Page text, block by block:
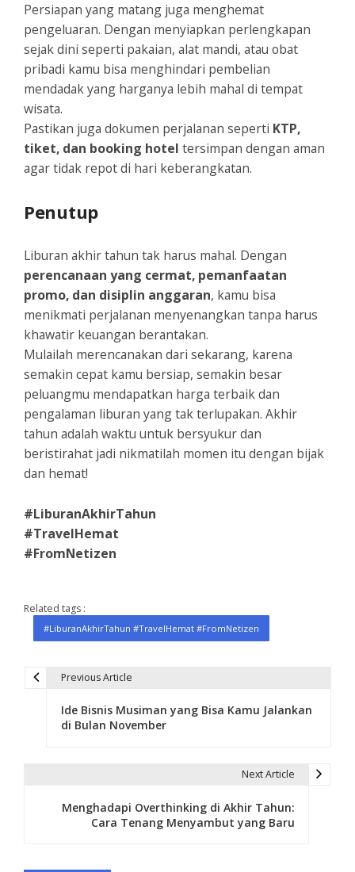
Persiapan yang matang juga menghemat
pengeluaran. Dengan menyiapkan perlengkapan
sejak dini seperti pakaian, alat mandi, atau obat
pribadi kamu bisa menghindari pembelian
mendadak yang harganya lebih mahal di tempat
wisata.
Pastikan juga dokumen perjalanan seperti KTP,
tiket, dan booking hotel tersimpan dengan aman
agar tidak repot di hari keberangkatan.
Penutup
Liburan akhir tahun tak harus mahal. Dengan
perencanaan yang cermat, pemanfaatan
promo, dan disiplin anggaran, kamu bisa
menikmati perjalanan menyenangkan tanpa harus
khawatir keuangan berantakan.
Mulailah merencanakan dari sekarang, karena
semakin cepat kamu bersiap, semakin besar
peluangmu mendapatkan harga terbaik dan
pengalaman liburan yang tak terlupakan. Akhir
tahun adalah waktu untuk bersyukur dan
beristirahat jadi nikmatilah momen itu dengan bijak
dan hemat!
#LiburanAkhirTahun
#TravelHemat
#FromNetizen
Related tags :
#LiburanAkhirTahun #TravelHemat #FromNetizen
Previous Article
Ide Bisnis Musiman yang Bisa Kamu Jalankan
di Bulan November
Next Article
Menghadapi Overthinking di Akhir Tahun:
Cara Tenang Menyambut yang Baru